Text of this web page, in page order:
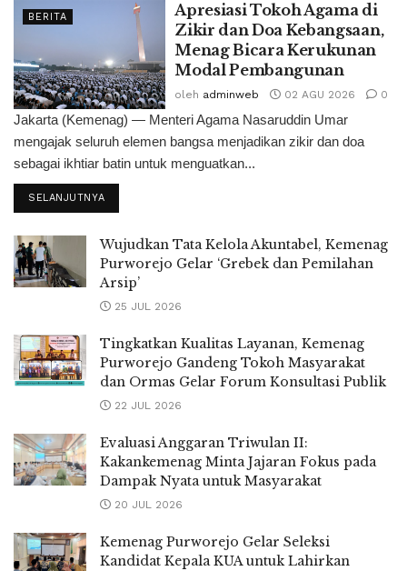
BERITA
Apresiasi Tokoh Agama di
Zikir dan Doa Kebangsaan,
Menag Bicara Kerukunan
Modal Pembangunan
oleh adminweb 02 AGU 2026 0
Jakarta (Kemenag) — Menteri Agama Nasaruddin Umar
mengajak seluruh elemen bangsa menjadikan zikir dan doa
sebagai ikhtiar batin untuk menguatkan...
SELANJUTNYA
Wujudkan Tata Kelola Akuntabel, Kemenag
Purworejo Gelar ‘Grebek dan Pemilahan
Arsip’
25 JUL 2026
Tingkatkan Kualitas Layanan, Kemenag
Purworejo Gandeng Tokoh Masyarakat
dan Ormas Gelar Forum Konsultasi Publik
22 JUL 2026
Evaluasi Anggaran Triwulan II:
Kakankemenag Minta Jajaran Fokus pada
Dampak Nyata untuk Masyarakat
20 JUL 2026
Kemenag Purworejo Gelar Seleksi
Kandidat Kepala KUA untuk Lahirkan